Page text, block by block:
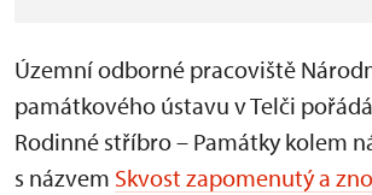
Územní odborné pracoviště
památkového ústavu v Telči
Rodinné stříbro – Památky kolem
s názvem Skvost zapomenutý a